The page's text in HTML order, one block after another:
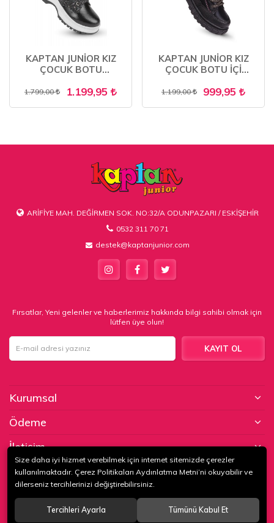
KAPTAN JUNİOR KIZ
ÇOCUK BOTU
1.799,00 1.199,95
KAPTAN JUNİOR KIZ
ÇOCUK BOTU İÇİ
1.199,00 999,95
ARİFİYE MAH. DEĞİRMEN SOK. NO:32/A ODUNPAZARI / ESKİŞEHİR
0532 311 70 71
destek@kaptanjunior.com
Fırsatlar, Yeni gelenler ve haberlerimiz hakkında bilgi sahibi olmak için
lütfen üye olun!
KAYIT OL
Kurumsal
Ödeme
İletişim
© 2020KAPTAN KUNDURA DERİ MAMÜLLERİ KONF. TİC. VE SAN. LTD.
ŞTİ. Tüm hakları saklıdır.
Size daha iyi hizmet verebilmek için internet sitemizde çerezler
kullanılmaktadır. Çerez Politikaları Aydınlatma Metni’ni okuyabilir ve
dilerseniz tercihlerinizi değiştirebilirsiniz.
Tercihleri Ayarla Tümünü Kabul Et